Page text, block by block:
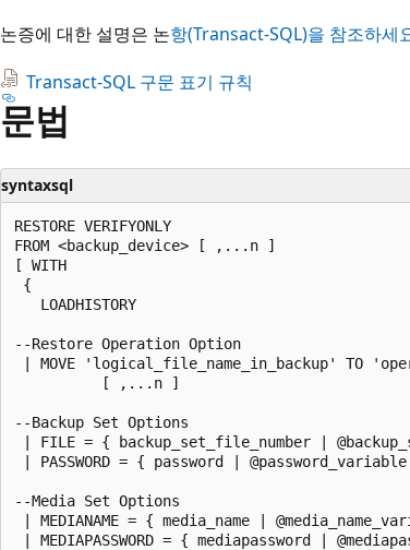
논증에 대한 설명은 논항(Transact-SQL)을 참조하세
Transact-SQL 구문 표기 규칙
문법
syntaxsql
RESTORE VERIFYONLY
FROM <backup_device> [ ,...n ]
[ WITH
{
   LOADHISTORY
--Restore Operation Option
| MOVE 'logical_file_name_in_backup' TO
          [ ,...n ]
--Backup Set Options
| FILE = { backup_set_file_number |
| PASSWORD = { password |
--Media Set Options
| MEDIANAME = { media_name |
| MEDIAPASSWORD = { mediapassword |